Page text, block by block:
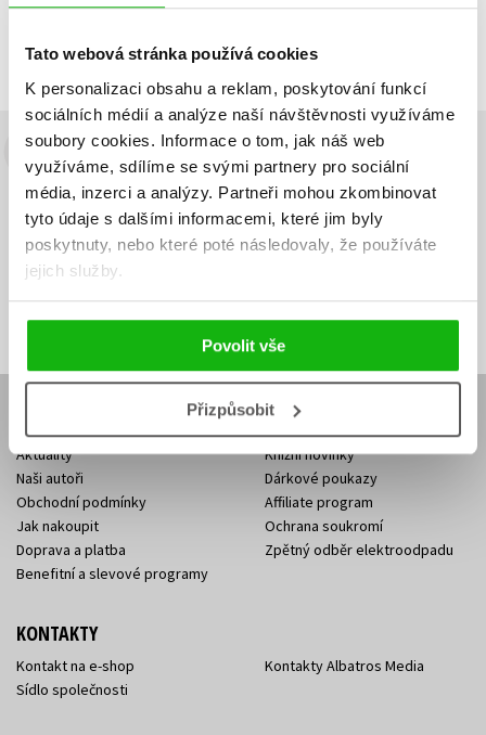
Tato webová stránka používá cookies
K personalizaci obsahu a reklam, poskytování funkcí
sociálních médií a analýze naší návštěvnosti využíváme
soubory cookies. Informace o tom, jak náš web
využíváme, sdílíme se svými partnery pro sociální
média, inzerci a analýzy. Partneři mohou zkombinovat
tyto údaje s dalšími informacemi, které jim byly
poskytnuty, nebo které poté následovaly, že používáte
jejich služby.
Povolit vše
Přizpůsobit
Zobrazuji 1 až 1 z celkem 1 záznamů
Předchozí 1 Další
Budete to vědět jako první!
Zajímá Vás, jaký knižní hit právě vychází, na jaké zboží je výhodná
sleva, jaká běží soutěž o ceny? Přihlášením k odběru našich e-
mailových novineksouhlasíte se zpracováním osobních údajů.
mailová
adresa
mailová
adresa
Vaše e-mailová adresa Přihlásit se
Aktuality
Naši autoři
Obchodní podmínky
Jak nakoupit
Doprava a platba
Benefitní a slevové programy
Knižní novinky
Dárkové poukazy
Affiliate program
Ochrana soukromí
Zpětný odběr elektroodpadu
KONTAKTY
Kontakt na e-shop
Sídlo společnosti
Kontakty Albatros Media